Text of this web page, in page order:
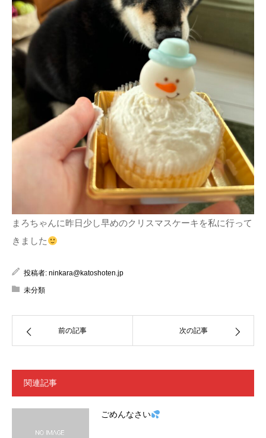
まろちゃんに昨日少し早めのクリスマスケーキを私に行って
きました
投稿者: ninkara@katoshoten.jp
未分類
前の記事 次の記事
関連記事
ごめんなさい